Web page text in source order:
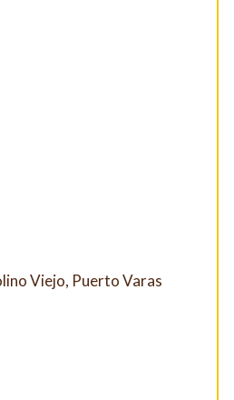
Viejo, Puerto Varas